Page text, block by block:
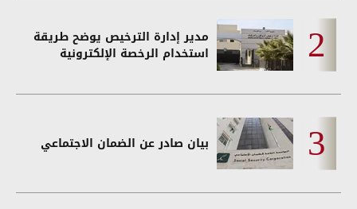
مدير إدارة الترخيص يوضح طريقة
استخدام الرخصة الإلكترونية
بيان صادر عن الضمان الاجتماعي